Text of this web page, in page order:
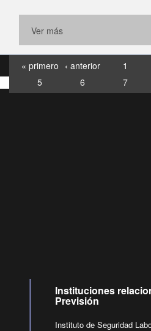
Ver más
« primero ‹ anterior 1
5
6 7
Instituciones
Previsión
Instituto de Seguridad